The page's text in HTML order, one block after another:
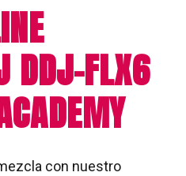
DDJ-FLX6
con nuestro